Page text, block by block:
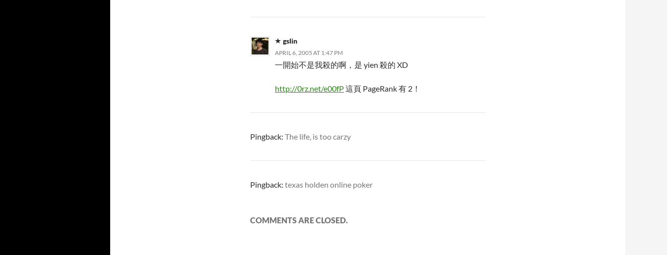
gslin
APRIL 6, 2005 AT 1:47 PM
一開始不是我殺的啊，是 yien 殺的 XD
http://0rz.net/e00fP這頁 PageRank 有 2！
Pingback: The life, is too carzy
Pingback: texas holden online poker
COMMENTS ARE CLOSED.